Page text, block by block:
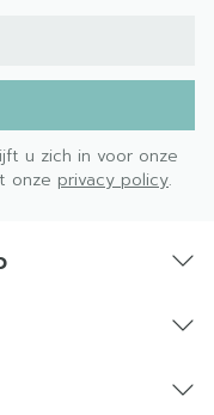
u zich in voor onze
onze privacy policy.